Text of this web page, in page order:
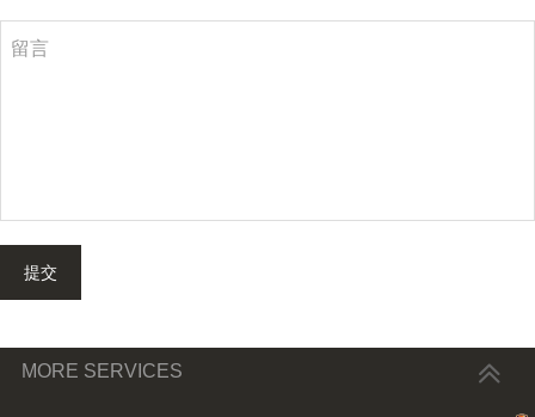
提交
MORE SERVICES